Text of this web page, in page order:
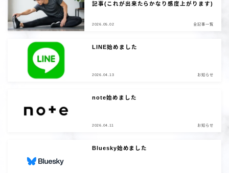
記事(これが出来たらかなり感度上がります)
2026.05.02 全記事一覧
LINE始めました
2026.04.13 お知らせ
note始めました
2026.04.11 お知らせ
Bluesky始めました